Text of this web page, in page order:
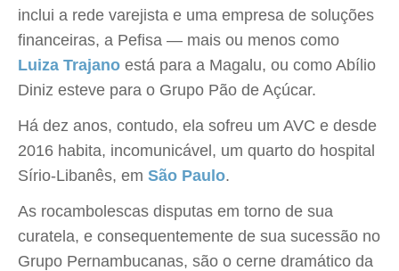
inclui a rede varejista e uma empresa de soluções
financeiras, a Pefisa — mais ou menos como
Luiza Trajano está para a Magalu, ou como Abílio
Diniz esteve para o Grupo Pão de Açúcar.
Há dez anos, contudo, ela sofreu um AVC e desde
2016 habita, incomunicável, um quarto do hospital
Sírio-Libanês, em São Paulo.
As rocambolescas disputas em torno de sua
curatela, e consequentemente de sua sucessão no
Grupo Pernambucanas, são o cerne dramático da